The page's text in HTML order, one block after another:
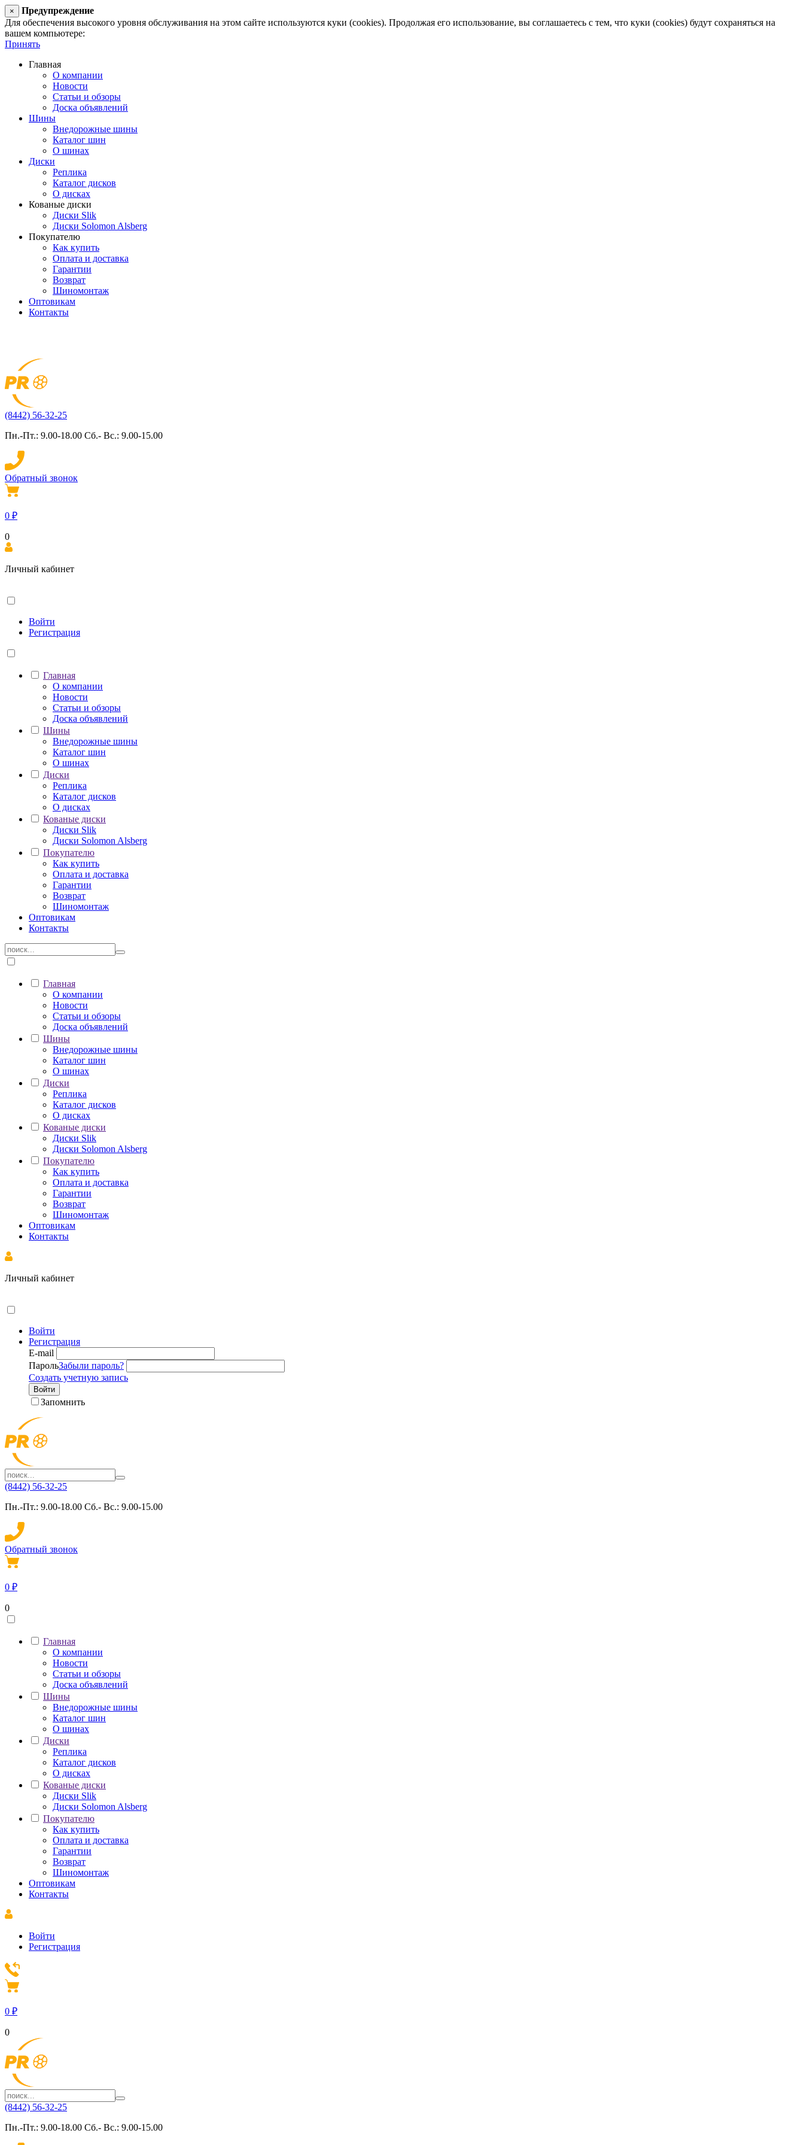
×
Предупреждение
Для обеспечения высокого уровня обслуживания на этом сайте используются куки (cookies). Продолжая его использование, вы соглашаетесь с тем, что куки (cookies) будут сохраняться на
вашем компьютере:
Принять
Главная
О компании
Новости
Статьи и обзоры
Доска объявлений
Шины
Внедорожные шины
Каталог шин
О шинах
Диски
Реплика
Каталог дисков
О дисках
Кованые диски
Диски Slik
Диски Solomon Alsberg
Покупателю
Как купить
Оплата и доставка
Гарантии
Возврат
Шиномонтаж
Оптовикам
Контакты
(8442) 56-32-25
Пн.-Пт.: 9.00-18.00 Сб.- Вс.: 9.00-15.00
Обратный звонок
0 ₽
0
Личный кабинет
Войти
Регистрация
Главная
О компании
Новости
Статьи и обзоры
Доска объявлений
Шины
Внедорожные шины
Каталог шин
О шинах
Диски
Реплика
Каталог дисков
О дисках
Кованые диски
Диски Slik
Диски Solomon Alsberg
Покупателю
Как купить
Оплата и доставка
Гарантии
Возврат
Шиномонтаж
Оптовикам
Контакты
Главная
О компании
Новости
Статьи и обзоры
Доска объявлений
Шины
Внедорожные шины
Каталог шин
О шинах
Диски
Реплика
Каталог дисков
О дисках
Кованые диски
Диски Slik
Диски Solomon Alsberg
Покупателю
Как купить
Оплата и доставка
Гарантии
Возврат
Шиномонтаж
Оптовикам
Контакты
Личный кабинет
Войти
Регистрация
E-mail
ПарольЗабыли пароль?
Создать учетную запись
Войти
Запомнить
(8442) 56-32-25
Пн.-Пт.: 9.00-18.00 Сб.- Вс.: 9.00-15.00
Обратный звонок
0 ₽
0
Главная
О компании
Новости
Статьи и обзоры
Доска объявлений
Шины
Внедорожные шины
Каталог шин
О шинах
Диски
Реплика
Каталог дисков
О дисках
Кованые диски
Диски Slik
Диски Solomon Alsberg
Покупателю
Как купить
Оплата и доставка
Гарантии
Возврат
Шиномонтаж
Оптовикам
Контакты
Войти
Регистрация
0 ₽
0
(8442) 56-32-25
Пн.-Пт.: 9.00-18.00 Сб.- Вс.: 9.00-15.00